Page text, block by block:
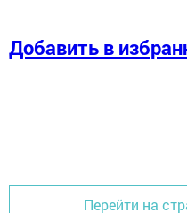
Добавить в
Перейти на